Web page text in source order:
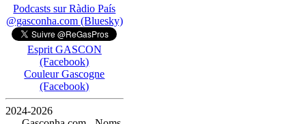
Podcasts sur Ràdio País
@gasconha.com (Bluesky)
Esprit GASCON
(Facebook)
Couleur Gascogne
(Facebook)
2024-2026